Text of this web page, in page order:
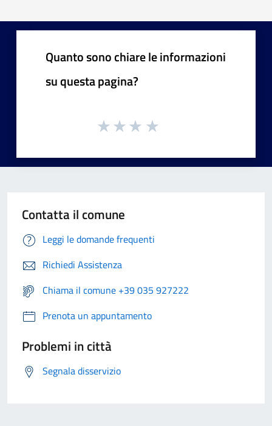
Quanto sono chiare le informazioni
su questa pagina?
Contatta il comune
Leggi le domande frequenti
Richiedi Assistenza
Chiama il comune +39 035 927222
Prenota un appuntamento
Problemi in città
Segnala disservizio